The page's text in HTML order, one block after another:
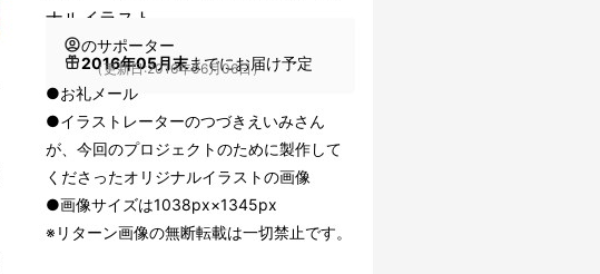
ナルイラスト
のサポーター
2016年05月末までにお届け予定
（更新日:2016年06月06日）
●お礼メール
●イラストレーターのつづきえいみさん
が、今回のプロジェクトのために製作して
くださったオリジナルイラストの画像
●画像サイズは1038px×1345px
※リターン画像の無断転載は一切禁止です。